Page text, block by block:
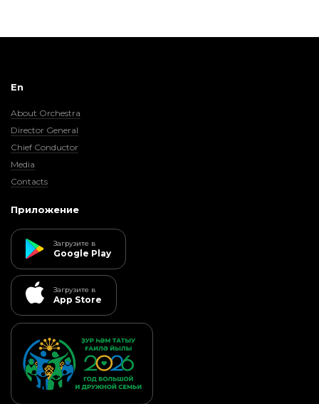
En
About Orchestra
Director General
Chief Conductor
Media
Contacts
Приложение
Загрузите в
Google Play
Загрузите в
App Store